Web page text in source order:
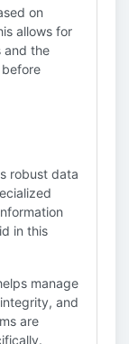
on
allows for
and the
robust data
in this
manage
and
are